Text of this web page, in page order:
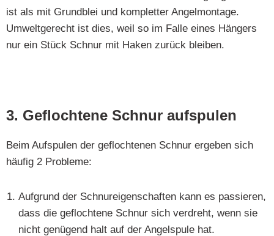
ist als mit Grundblei und kompletter Angelmontage.
Umweltgerecht ist dies, weil so im Falle eines Hängers
nur ein Stück Schnur mit Haken zurück bleiben.
3. Geflochtene Schnur aufspulen
Beim Aufspulen der geflochtenen Schnur ergeben sich
häufig 2 Probleme:
Aufgrund der Schnureigenschaften kann es passieren,
dass die geflochtene Schnur sich verdreht, wenn sie
nicht genügend halt auf der Angelspule hat.